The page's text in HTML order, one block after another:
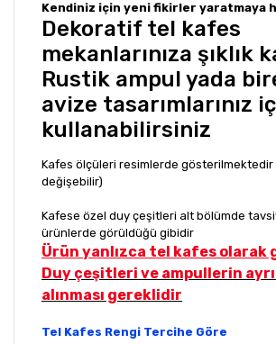
Kendiniz için yeni fikirler yaratmaya
Dekoratif tel kafes
mekanlarınıza şıklık
Rustik ampul yada
avize tasarımlarınız
kullanabilirsiniz
Kafes ölçüleri resimlerde gösterilmektedir
değişebilir)
Kafese özel duy çeşitleri alt bölümde
ürünlerde görüldüğü gibidir
Ürün yanlızca tel kafes olarak
Duy çeşitleri ve ampullerin
alınması gereklidir
Tel Kafes Rengi Tercihe Göre